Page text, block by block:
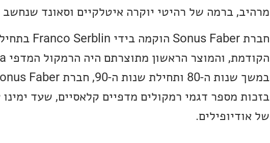
מרהיב, ברמה של רהיטי יוקרה איטלקיים וסאונד
בזכות מספר דגמי רמקולים מדפיים קלאסיים, שעד
של אודיופילים.